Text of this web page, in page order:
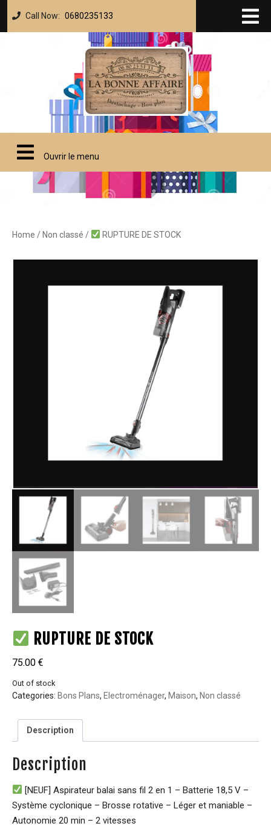
Call Now: 0680235133
Ouvrir le menu
Home / Non classé / RUPTURE DE STOCK
RUPTURE DE STOCK
75.00 €
Out of stock
Categories: Bons Plans, Electroménager, Maison, Non classé
Description
Description
[NEUF] Aspirateur balai sans fil 2 en 1 – Batterie 18,5 V –
Système cyclonique – Brosse rotative – Léger et maniable –
Autonomie 20 min – 2 vitesses